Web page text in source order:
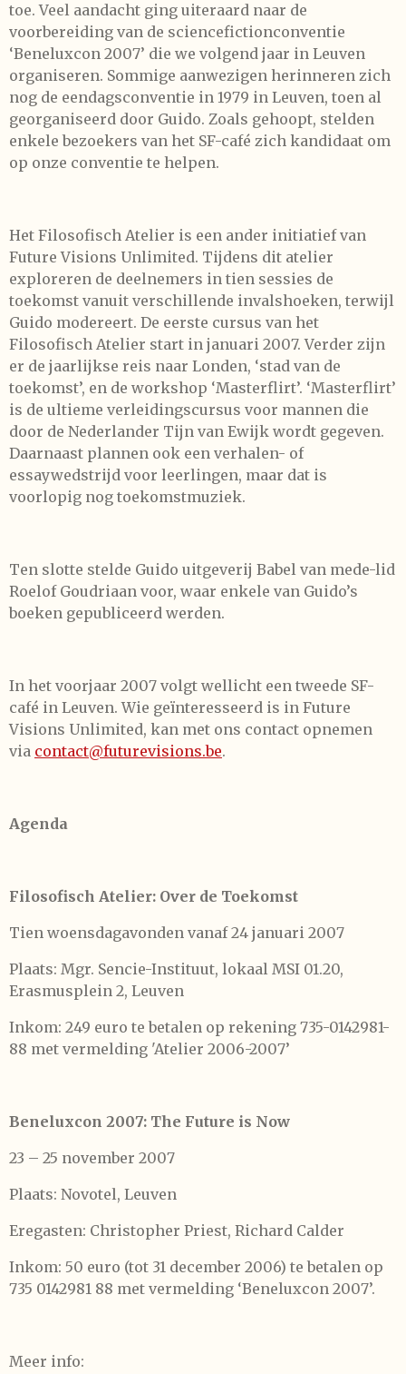
toe. Veel aandacht ging uiteraard naar de
voorbereiding van de sciencefictionconventie
‘Beneluxcon 2007’ die we volgend jaar in Leuven
organiseren. Sommige aanwezigen herinneren zich
nog de eendagsconventie in 1979 in Leuven, toen al
georganiseerd door Guido. Zoals gehoopt, stelden
enkele bezoekers van het SF-café zich kandidaat om
op onze conventie te helpen.
Het Filosofisch Atelier is een ander initiatief van
Future Visions Unlimited. Tijdens dit atelier
exploreren de deelnemers in tien sessies de
toekomst vanuit verschillende invalshoeken, terwijl
Guido modereert. De eerste cursus van het
Filosofisch Atelier start in januari 2007. Verder zijn
er de jaarlijkse reis naar Londen, ‘stad van de
toekomst’, en de workshop ‘Masterflirt’. ‘Masterflirt’
is de ultieme verleidingscursus voor mannen die
door de Nederlander Tijn van Ewijk wordt gegeven.
Daarnaast plannen ook een verhalen- of
essaywedstrijd voor leerlingen, maar dat is
voorlopig nog toekomstmuziek.
Ten slotte stelde Guido uitgeverij Babel van mede-lid
Roelof Goudriaan voor, waar enkele van Guido’s
boeken gepubliceerd werden.
In het voorjaar 2007 volgt wellicht een tweede SF-
café in Leuven. Wie geïnteresseerd is in Future
Visions Unlimited, kan met ons contact opnemen
via contact@futurevisions.be.
Agenda
Filosofisch Atelier: Over de Toekomst
Tien woensdagavonden vanaf 24 januari 2007
Plaats: Mgr. Sencie-Instituut, lokaal MSI 01.20,
Erasmusplein 2, Leuven
Inkom: 249 euro te betalen op rekening 735-0142981-
88 met vermelding 'Atelier 2006-2007’
Beneluxcon 2007: The Future is Now
23 – 25 november 2007
Plaats: Novotel, Leuven
Eregasten: Christopher Priest, Richard Calder
Inkom: 50 euro (tot 31 december 2006) te betalen op
735 0142981 88 met vermelding ‘Beneluxcon 2007’.
Meer info: